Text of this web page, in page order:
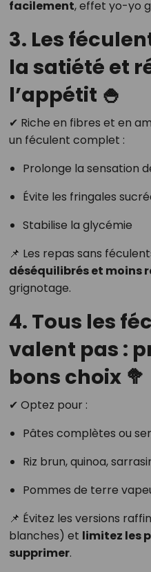
facilement, effet yo-yo
3. Les
la satiété et
l’appétit 🍚
✔ Riche en fibres et en
un féculent complet :
Prolonge la sensation
Évite les fringales
Stabilise la glycémie
📌 Les repas sans
déséquilibrés et moins
grignotage.
4. Tous les
valent pas :
bons choix 🥦
✔ Optez pour :
Pâtes complètes ou
Riz brun, quinoa,
Pommes de terre
📌 Évitez les versions
blanches) et limitez les
supprimer.